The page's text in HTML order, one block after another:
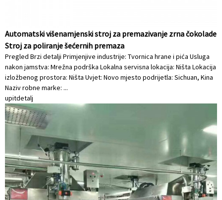
Automatski višenamjenski stroj za premazivanje zrna čokolade
Stroj za poliranje šećernih premaza
Pregled Brzi detalji Primjenjive industrije: Tvornica hrane i pića Usluga
nakon jamstva: Mrežna podrška Lokalna servisna lokacija: Ništa Lokacija
izložbenog prostora: Ništa Uvjet: Novo mjesto podrijetla: Sichuan, Kina
Naziv robne marke: ...
upitdetalj